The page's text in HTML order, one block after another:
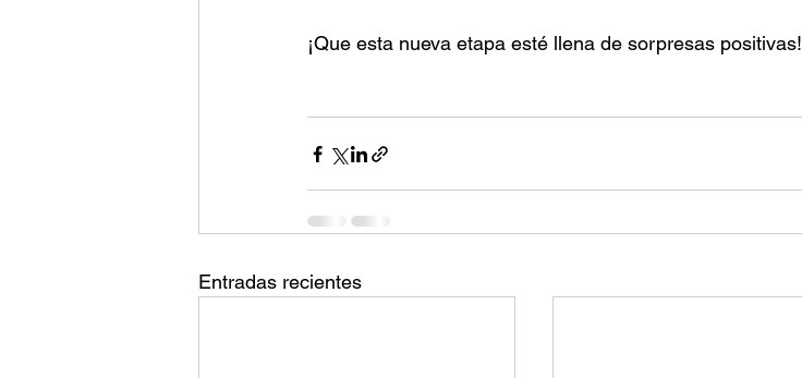
¡Que esta nueva etapa esté llena de sorpresas positivas!
Entradas recientes